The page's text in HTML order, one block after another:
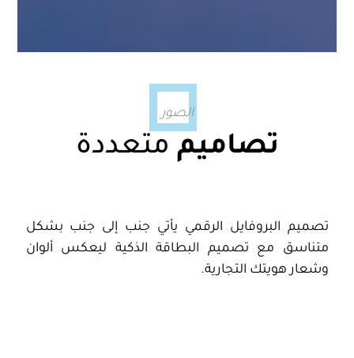
الصور
تصاميم متعددة
تصميم البروفايل الرقمي يأتي جنب إلى جنب بشكل
متناسق مع تصميم البطاقة الذكية ليعكس ألوان
وشعار هويتك التجارية.